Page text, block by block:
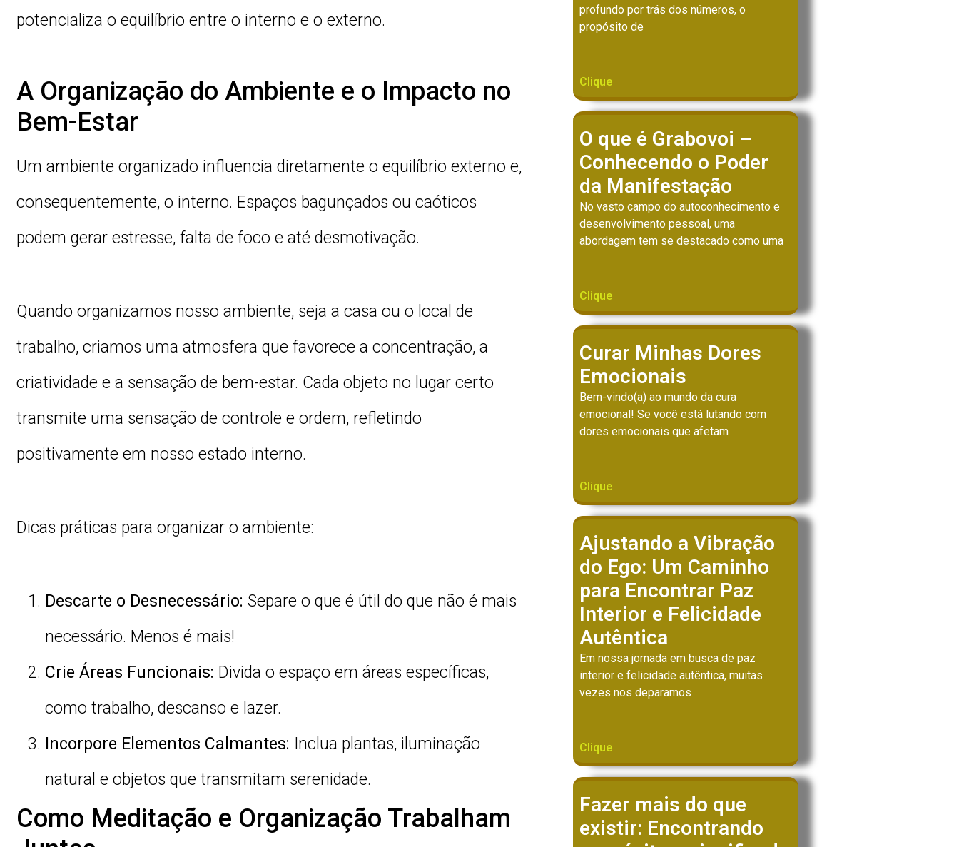
potencializa o equilíbrio entre o interno e o externo.
A Organização do Ambiente e o Impacto no
Bem-Estar
Um ambiente organizado influencia diretamente o equilíbrio externo e,
consequentemente, o interno. Espaços bagunçados ou caóticos
podem gerar estresse, falta de foco e até desmotivação.
Quando organizamos nosso ambiente, seja a casa ou o local de
trabalho, criamos uma atmosfera que favorece a concentração, a
criatividade e a sensação de bem-estar. Cada objeto no lugar certo
transmite uma sensação de controle e ordem, refletindo
positivamente em nosso estado interno.
Dicas práticas para organizar o ambiente:
Descarte o Desnecessário: Separe o que é útil do que não é mais
necessário. Menos é mais!
Crie Áreas Funcionais: Divida o espaço em áreas específicas,
como trabalho, descanso e lazer.
Incorpore Elementos Calmantes: Inclua plantas, iluminação
natural e objetos que transmitam serenidade.
Como Meditação e Organização Trabalham
profundo por trás dos números, o
propósito de
Clique
O que é Grabovoi –
Conhecendo o Poder
da Manifestação
No vasto campo do autoconhecimento e
desenvolvimento pessoal, uma
abordagem tem se destacado como uma
Clique
Curar Minhas Dores
Emocionais
Bem-vindo(a) ao mundo da cura
emocional! Se você está lutando com
dores emocionais que afetam
Clique
Ajustando a Vibração
do Ego: Um Caminho
para Encontrar Paz
Interior e Felicidade
Autêntica
Em nossa jornada em busca de paz
interior e felicidade autêntica, muitas
vezes nos deparamos
Clique
Fazer mais do que
existir: Encontrando